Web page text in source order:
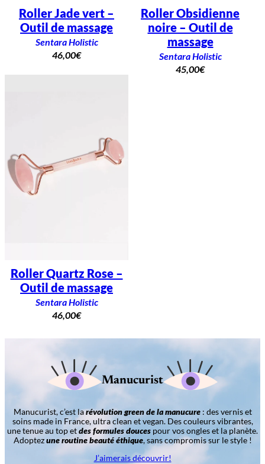
Roller Jade vert –
Outil de massage
Sentara Holistic
46,00€
Roller Obsidienne
noire – Outil de
massage
Sentara Holistic
45,00€
Roller Quartz Rose –
Outil de massage
Sentara Holistic
46,00€
Manucurist
Manucurist, c’est larévolution green de la manucure: des vernis et
soins made in France, ultra clean et vegan. Des couleurs vibrantes,
une tenue au top etdes formules douces pour vos ongles et la planète.
Adoptezune routine beauté éthique, sans compromis sur le style !
J’aimerais découvrir!